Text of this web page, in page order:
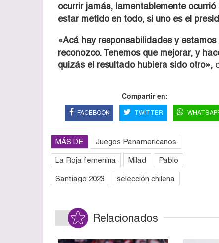
ocurrir jamás, lamentablemente
estar metido en todo, si uno es el
«Acá hay responsabilidades y
reconozco. Tenemos que mejorar, y
quizás el resultado hubiera sido otro»,
Compartir en:
FACEBOOK TWITTER
MÁS DE Juegos Panamericanos
La Roja femenina Milad Pablo
Santiago 2023 selección chilena
Relacionados